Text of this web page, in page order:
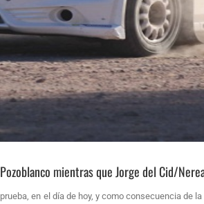
mientras que Jorge del Cid/
en el día de hoy, y como consecuencia de